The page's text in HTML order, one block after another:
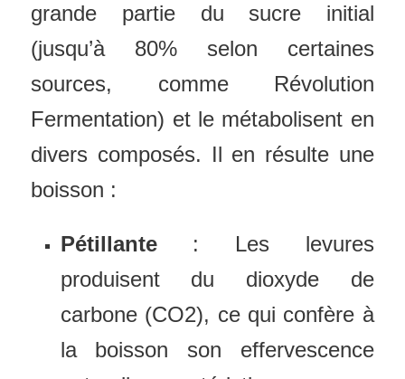
grande partie du sucre initial
(jusqu’à 80% selon certaines
sources, comme Révolution
Fermentation) et le métabolisent en
divers composés. Il en résulte une
boisson :
Pétillante: Les levures
produisent du dioxyde de
carbone (CO2), ce qui confère à
la boisson son effervescence